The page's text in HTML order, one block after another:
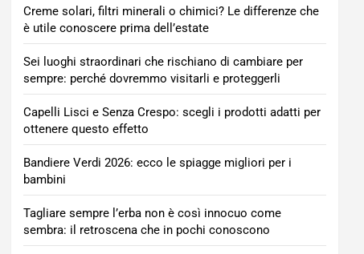
Creme solari, filtri minerali o chimici? Le differenze che
è utile conoscere prima dell’estate
Sei luoghi straordinari che rischiano di cambiare per
sempre: perché dovremmo visitarli e proteggerli
Capelli Lisci e Senza Crespo: scegli i prodotti adatti per
ottenere questo effetto
Bandiere Verdi 2026: ecco le spiagge migliori per i
bambini
Tagliare sempre l’erba non è così innocuo come
sembra: il retroscena che in pochi conoscono